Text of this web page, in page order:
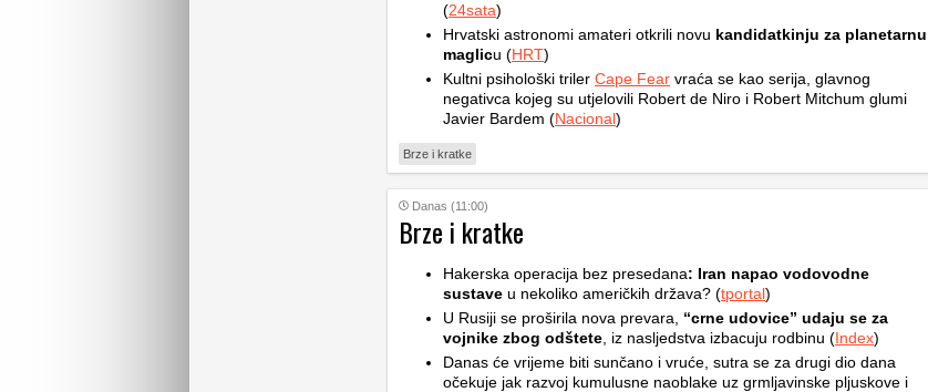
(24sata)
Hrvatski astronomi amateri otkrili novu kandidatkinju za planetarnu
maglicu (HRT)
Kultni psihološki triler Cape Fear vraća se kao serija, glavnog
negativca kojeg su utjelovili Robert de Niro i Robert Mitchum glumi
Javier Bardem (Nacional)
Brze i kratke
Danas (11:00)
Brze i kratke
Hakerska operacija bez presedana: Iran napao vodovodne
sustave u nekoliko američkih država? (tportal)
U Rusiji se proširila nova prevara, “crne udovice” udaju se za
vojnike zbog odštete , iz nasljedstva izbacuju rodbinu (Index)
Danas će vrijeme biti sunčano i vruće, sutra se za drugi dio dana
očekuje jak razvoj kumulusne naoblake uz grmljavinske pljuskove i